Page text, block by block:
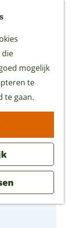
die
mogelijk
te
te gaan.